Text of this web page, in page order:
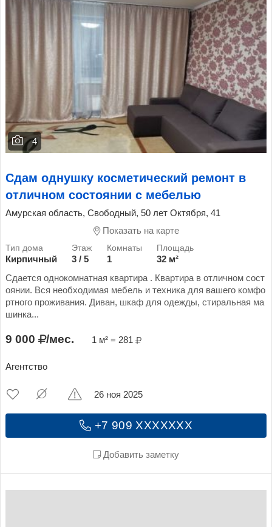
4
Сдам однушку косметический ремонт в
отличном состоянии с мебелью
Амурская область, Свободный, 50 лет Октября, 41
Показать на карте
Кирпичный 3 / 5 1
32 м²
Сдается однокомнатная квартира . Квартира в отличном сост
оянии. Вся необходимая мебель и техника для вашего комфо
ртного проживания. Диван, шкаф для одежды, стиральная ма
шинка...
9 000 /мес. 1 м² = 281
Агентство
+7 909 XXXXXXX
Добавить заметку
26 ноя 2025